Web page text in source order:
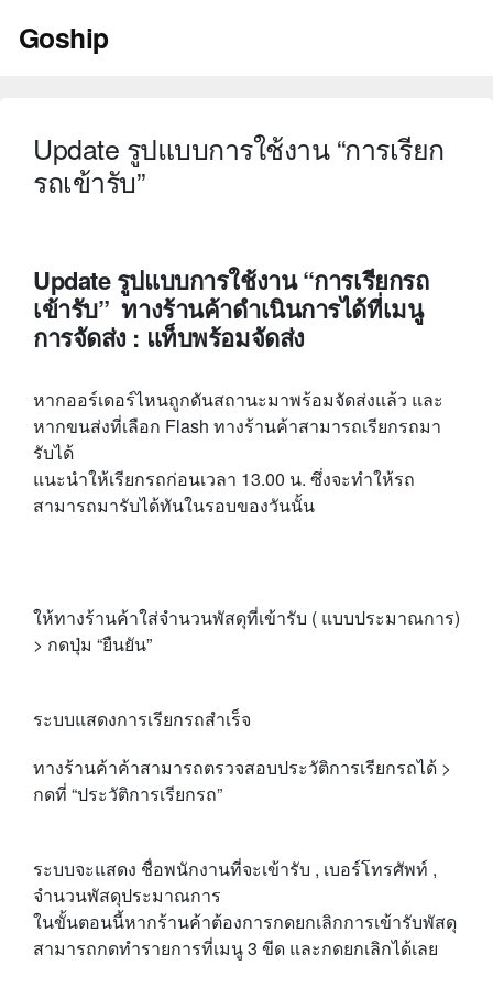
Goship
Update รูปแบบการใช้งาน “การเรียก
รถเข้ารับ”
Update รูปแบบการใช้งาน “การเรียกรถ
เข้ารับ” ทางร้านค้าดำเนินการได้ที่เมนู
การจัดส่ง : แท็บพร้อมจัดส่ง
หากออร์เดอร์ไหนถูกดันสถานะมาพร้อมจัดส่งแล้ว และ
หากขนส่งที่เลือก Flash ทางร้านค้าสามารถเรียกรถมา
รับได้
แนะนำให้เรียกรถก่อนเวลา 13.00 น. ซึ่งจะทำให้รถ
สามารถมารับได้ทันในรอบของวันนั้น
ให้ทางร้านค้าใส่จำนวนพัสดุที่เข้ารับ ( แบบประมาณการ)
> กดปุ่ม “ยืนยัน”
ระบบแสดงการเรียกรถสำเร็จ
ทางร้านค้าค้าสามารถตรวจสอบประวัติการเรียกรถได้ >
กดที่ “ประวัติการเรียกรถ”
ระบบจะแสดง ชื่อพนักงานที่จะเข้ารับ , เบอร์โทรศัพท์ ,
จำนวนพัสดุประมาณการ
ในขั้นตอนนี้หากร้านค้าต้องการกดยกเลิกการเข้ารับพัสดุ
สามารถกดทำรายการที่เมนู 3 ขีด และกดยกเลิกได้เลย